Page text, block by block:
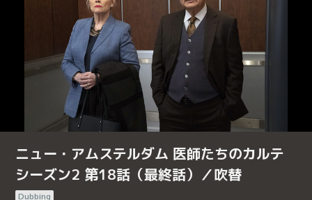
ニュー・アムステルダム 医師たちのカルテ
シーズン2 第18話（最終話）／吹替
Dubbing